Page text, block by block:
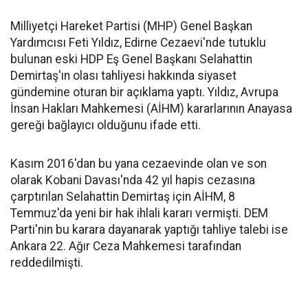
Milliyetçi Hareket Partisi (MHP) Genel Başkan
Yardımcısı Feti Yıldız, Edirne Cezaevi'nde tutuklu
bulunan eski HDP Eş Genel Başkanı Selahattin
Demirtaş'ın olası tahliyesi hakkında siyaset
gündemine oturan bir açıklama yaptı. Yıldız, Avrupa
İnsan Hakları Mahkemesi (AİHM) kararlarının Anayasa
gereği bağlayıcı olduğunu ifade etti.
Kasım 2016'dan bu yana cezaevinde olan ve son
olarak Kobani Davası'nda 42 yıl hapis cezasına
çarptırılan Selahattin Demirtaş için AİHM, 8
Temmuz'da yeni bir hak ihlali kararı vermişti. DEM
Parti'nin bu karara dayanarak yaptığı tahliye talebi ise
Ankara 22. Ağır Ceza Mahkemesi tarafından
reddedilmişti.